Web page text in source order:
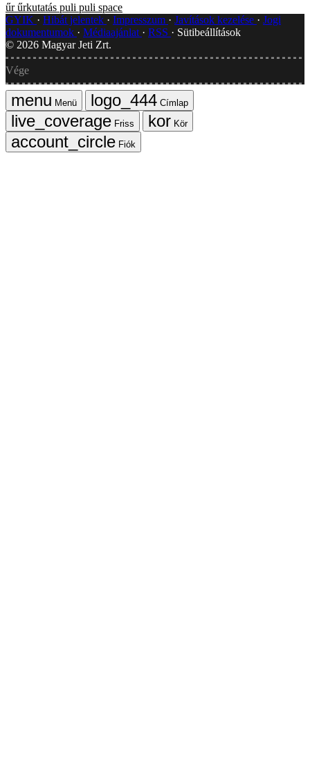
űr űrkutatás puli puli space
GYIK
Hibát jelentek Impresszum Javítások kezelése
Jogi
dokumentumok
Médiaajánlat RSS
Sütibeállítások
© 2026 Magyar Jeti Zrt.
Vége
Menü
Címlap
Friss
Kör
Fiók